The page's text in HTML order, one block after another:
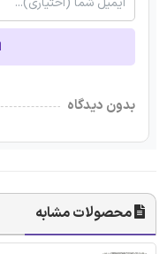
بدون دیدگاه
محصولات مشابه